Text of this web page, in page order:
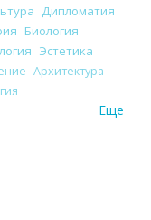
Дипломатия
Биология
Эстетика
Архитектура
Еще